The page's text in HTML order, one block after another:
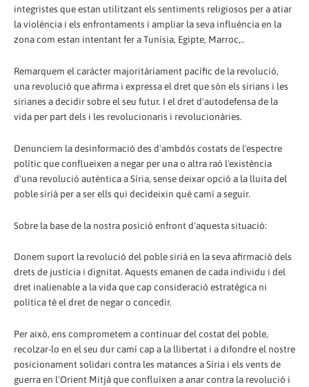
integristes que estan utilitzant els sentiments religiosos per a atiar
la violència i els enfrontaments i ampliar la seva influència en la
zona com estan intentant fer a Tunísia, Egipte, Marroc,..
Remarquem el caràcter majoritàriament pacífic de la revolució,
una revolució que afirma i expressa el dret que són els sirians i les
sirianes a decidir sobre el seu futur. I el dret d'autodefensa de la
vida per part dels i les revolucionaris i revolucionàries.
Denunciem la desinformació des d'ambdós costats de l'espectre
polític que conflueixen a negar per una o altra raó l'existència
d'una revolució autèntica a Síria, sense deixar opció a la lluita del
poble sirià per a ser ells qui decideixin què camí a seguir.
Sobre la base de la nostra posició enfront d'aquesta situació:
Donem suport la revolució del poble sirià en la seva afirmació dels
drets de justícia i dignitat. Aquests emanen de cada individu i del
dret inalienable a la vida que cap consideració estratègica ni
política té el dret de negar o concedir.
Per això, ens comprometem a continuar del costat del poble,
recolzar-lo en el seu dur camí cap a la llibertat i a difondre el nostre
posicionament solidari contra les matances a Síria i els vents de
guerra en l'Orient Mitjà que confluïxen a anar contra la revolució i